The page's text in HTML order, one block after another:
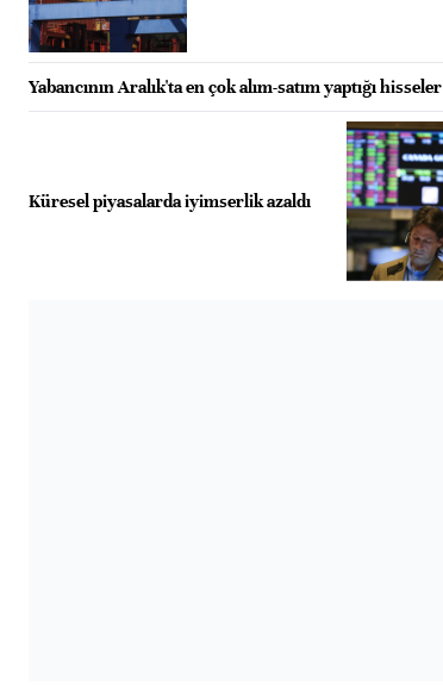
Yabancının Aralık'ta en çok alım-satım yaptığı hisseler
Küresel piyasalarda iyimserlik azaldı